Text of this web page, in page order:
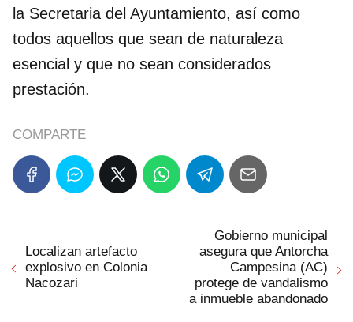
la Secretaria del Ayuntamiento, así como
todos aquellos que sean de naturaleza
esencial y que no sean considerados
prestación.
COMPARTE
Localizan artefacto
explosivo en Colonia
Nacozari
Gobierno municipal
asegura que Antorcha
Campesina (AC)
protege de vandalismo
a inmueble abandonado